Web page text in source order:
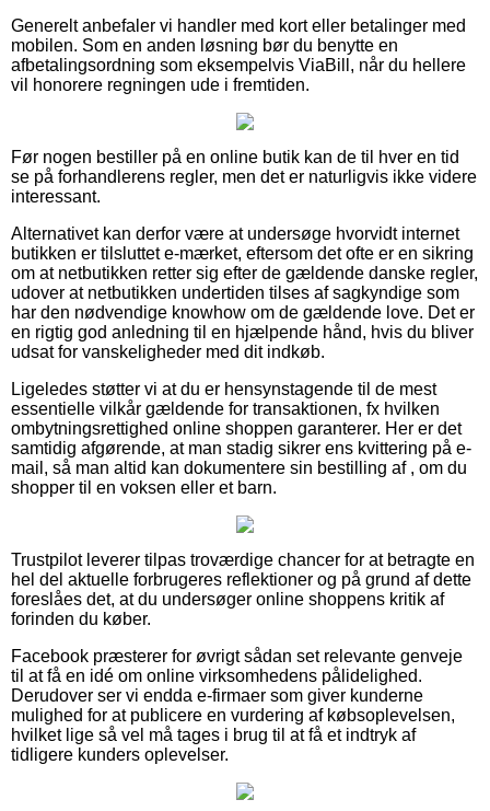
Generelt anbefaler vi handler med kort eller betalinger med
mobilen. Som en anden løsning bør du benytte en
afbetalingsordning som eksempelvis ViaBill, når du hellere
vil honorere regningen ude i fremtiden.
Før nogen bestiller på en online butik kan de til hver en tid
se på forhandlerens regler, men det er naturligvis ikke videre
interessant.
Alternativet kan derfor være at undersøge hvorvidt internet
butikken er tilsluttet e-mærket, eftersom det ofte er en sikring
om at netbutikken retter sig efter de gældende danske regler,
udover at netbutikken undertiden tilses af sagkyndige som
har den nødvendige knowhow om de gældende love. Det er
en rigtig god anledning til en hjælpende hånd, hvis du bliver
udsat for vanskeligheder med dit indkøb.
Ligeledes støtter vi at du er hensynstagende til de mest
essentielle vilkår gældende for transaktionen, fx hvilken
ombytningsrettighed online shoppen garanterer. Her er det
samtidig afgørende, at man stadig sikrer ens kvittering på e-
mail, så man altid kan dokumentere sin bestilling af , om du
shopper til en voksen eller et barn.
Trustpilot leverer tilpas troværdige chancer for at betragte en
hel del aktuelle forbrugeres reflektioner og på grund af dette
foreslåes det, at du undersøger online shoppens kritik af
forinden du køber.
Facebook præsterer for øvrigt sådan set relevante genveje
til at få en idé om online virksomhedens pålidelighed.
Derudover ser vi endda e-firmaer som giver kunderne
mulighed for at publicere en vurdering af købsoplevelsen,
hvilket lige så vel må tages i brug til at få et indtryk af
tidligere kunders oplevelser.